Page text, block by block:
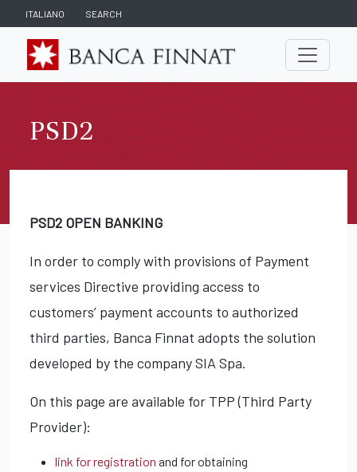
ITALIANO SEARCH
PSD2
PSD2 OPEN BANKING
In order to comply with provisions of Payment
services Directive providing access to
customers’ payment accounts to authorized
third parties, Banca Finnat adopts the solution
developed by the company SIA Spa.
On this page are available for TPP (Third Party
Provider):
link for registration and for obtaining